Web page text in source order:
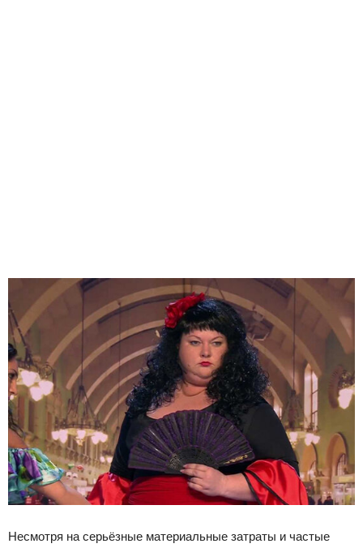
Несмотря на серьёзные материальные затраты и частые